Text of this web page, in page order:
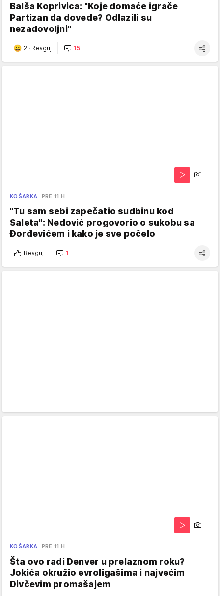
Balša Koprivica: "Koje domaće igrače
Partizan da dovede? Odlazili su
nezadovoljni"
2 · Reaguj 15
KOŠARKA PRE 11 H
"Tu sam sebi zapečatio sudbinu kod
Saleta": Nedović progovorio o sukobu sa
Đorđevićem i kako je sve počelo
Reaguj 1
KOŠARKA PRE 11 H
Šta ovo radi Denver u prelaznom roku?
Jokića okružio evroligašima i najvećim
Divčevim promašajem